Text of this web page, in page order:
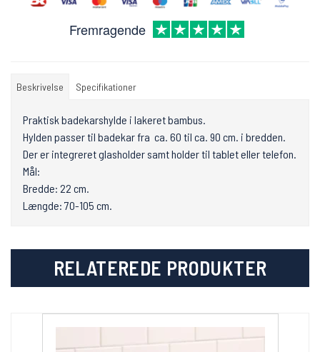
Fremragende
Beskrivelse Specifikationer
Praktisk badekarshylde i lakeret bambus.
Hylden passer til badekar fra ca. 60 til ca. 90 cm. i bredden.
Der er integreret glasholder samt holder til tablet eller telefon.
Mål:
Bredde: 22 cm.
Længde: 70-105 cm.
RELATEREDE PRODUKTER